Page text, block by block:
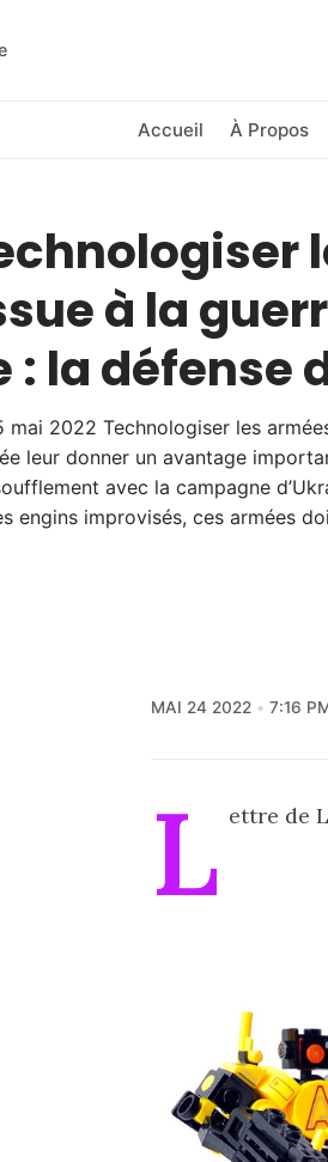
Accueil À Propos
à la
: la défense
mai 2022 Technologiser les
leur donner un avantage
avec la campagne
engins improvisés, ces armées
MAI 24 2022 7:16
L ettre de